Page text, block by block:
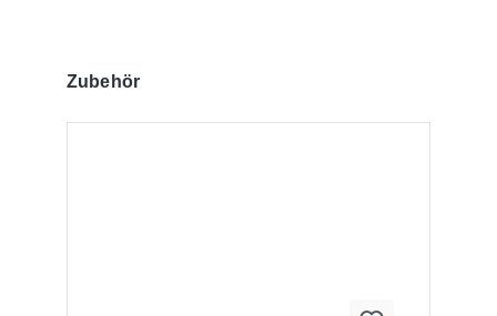
Produktgalerie überspringen
Zubehör